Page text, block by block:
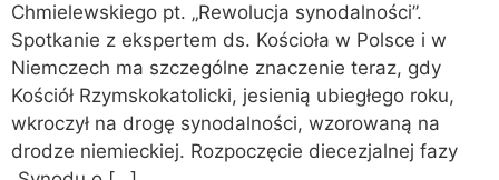
Chmielewskiego pt. „Rewolucja synodalności”.
Spotkanie z ekspertem ds. Kościoła w Polsce i w
Niemczech ma szczególne znaczenie teraz, gdy
Kościół Rzymskokatolicki, jesienią ubiegłego roku,
wkroczył na drogę synodalności, wzorowaną na
drodze niemieckiej. Rozpoczęcie diecezjalnej fazy